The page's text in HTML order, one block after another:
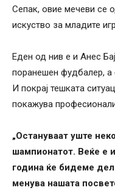
Сепак, овие мечеви се
искуство за младите
Еден од нив е и Анес
поранешен фудбалер, а
И покрај тешката
покажува
„Остануваат уште
шампионатот. Веќе е
година ќе бидеме дел
менува нашата